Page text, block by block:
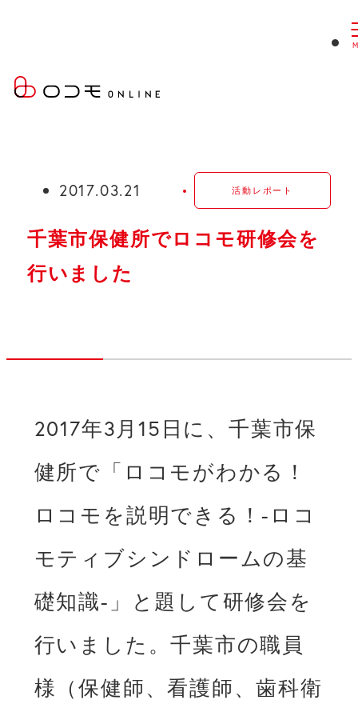
現
位
置：
2017.03.21 活動レポート
千葉市保健所でロコモ研修会を
行いました
2017年3月15日に、千葉市保
健所で「ロコモがわかる！
ロコモを説明できる！-ロコ
モティブシンドロームの基
礎知識-」と題して研修会を
行いました。千葉市の職員
様（保健師、看護師、歯科衛